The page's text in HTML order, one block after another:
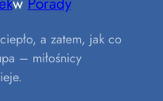
a zatem, jak co
– miłośnicy